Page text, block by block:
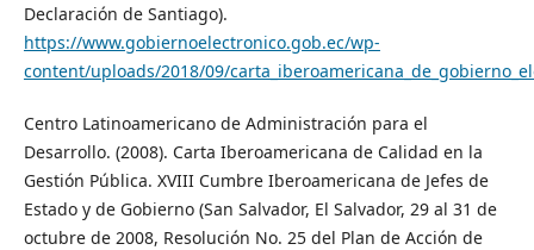
Declaración de Santiago).
https://www.gobiernoelectronico.gob.ec/wp-
content/uploads/2018/09/
Centro Latinoamericano de Administración para el
Desarrollo. (2008). Carta Iberoamericana de Calidad en la
Gestión Pública. XVIII Cumbre Iberoamericana de Jefes de
Estado y de Gobierno (San Salvador, El Salvador, 29 al 31 de
octubre de 2008, Resolución No. 25 del Plan de Acción de